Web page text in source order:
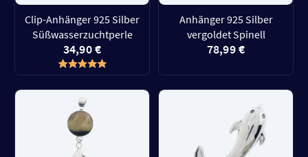
Clip-Anhänger 925 Silber
Süßwasserzuchtperle
34,90 €
Anhänger 925 Silber
vergoldet Spinell
78,99 €